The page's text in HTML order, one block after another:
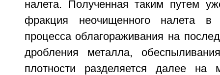
налета. Полученная таким путем
фракция неочищенного налета в
процесса облагораживания на
дробления металла,
плотности разделяется далее на